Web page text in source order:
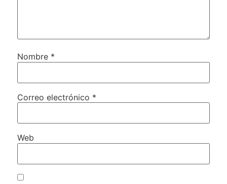
Nombre *
Correo electrónico *
Web